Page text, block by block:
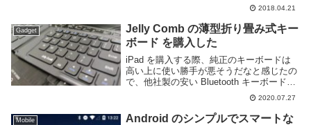
2018.04.21
Gadget
Jelly Comb の薄型折り畳み式キー
ボード を購入した
iPad を購入する際、純正のキーボードは
高い上に使い勝手が悪そうだなと感じたの
で、他社製の安い Bluetooth キーボードを
購入する事にした。選んだのは Jelly
Comb というメーカーの Ultrathin Foldable
K...
2020.07.27
Mobile
Android のシンプルでスマートな